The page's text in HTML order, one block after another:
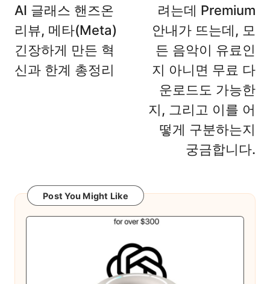
AI 글래스 핸즈온
리뷰, 메타(Meta)
긴장하게 만든 혁
신과 한계 총정리
려는데 Premium
안내가 뜨는데, 모
든 음악이 유료인
지 아니면 무료 다
운로드도 가능한
지, 그리고 이를 어
떻게 구분하는지
궁금합니다.
Post You Might Like